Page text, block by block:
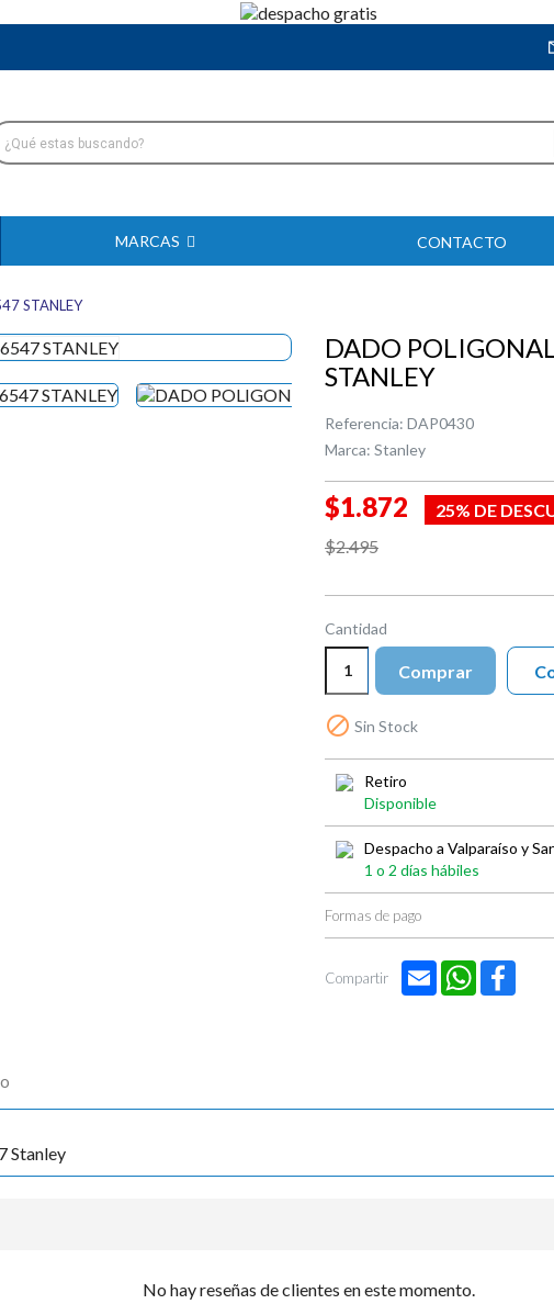
MARCAS CONTACTO
STANLEY
DADO
STANLEY
Referencia: DAP0430
Marca: Stanley
$1.872
25% DE
$2.495
Cantidad
Comprar
 Sin Stock
Retiro
Disponible
Despacho a Valparaíso y
1 o 2 días hábiles
Formas de pago
Compartir Email WhatsApp
Stanley
No hay reseñas de clientes en este momento.